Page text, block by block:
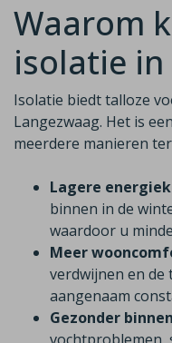
Waarom
isolatie in
Isolatie biedt talloze
Langezwaag. Het is
meerdere manieren
Lagere
binnen in de
waardoor u
Meer
verdwijnen en
aangenaam
Gezonder